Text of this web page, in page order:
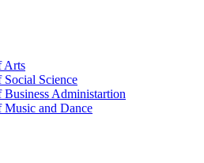
Arts
Social Science
Business Administartion
Music and Dance